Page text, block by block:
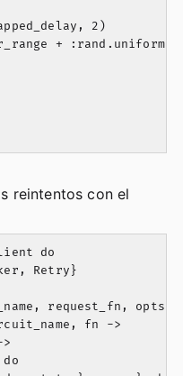
2)
+
reintentos con el
do
Retry}
request_fn, opts
fn ->
>
do